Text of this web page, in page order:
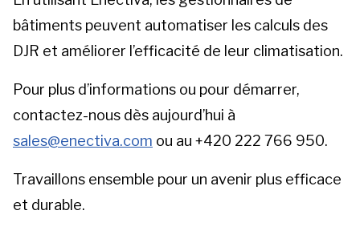
bâtiments peuvent automatiser les calculs des
DJR et améliorer l’efficacité de leur climatisation.
Pour plus d’informations ou pour démarrer,
contactez-nous dès aujourd’hui à
sales@enectiva.com ou au +420 222 766 950.
Travaillons ensemble pour un avenir plus efficace
et durable.